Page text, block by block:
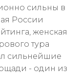
сильны в
России
женская
тура
сильнейшие
- один из